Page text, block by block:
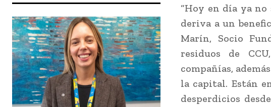
“Hoy en día ya
deriva a un
Marín, Socio
residuos de
compañías,
la capital. Están
desperdicios